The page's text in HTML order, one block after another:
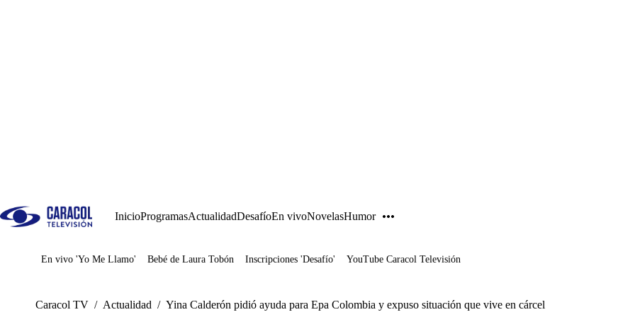
InicioProgramasActualidadDesafíoEn vivoNovelasHumor
Juegos
En vivo 'Yo Me Llamo' Bebé de Laura Tobón Inscripciones 'Desafío' YouTube Caracol Televisión
Caracol TV / Actualidad / Yina Calderón pidió ayuda para Epa Colombia y expuso situación que vive en cárcel